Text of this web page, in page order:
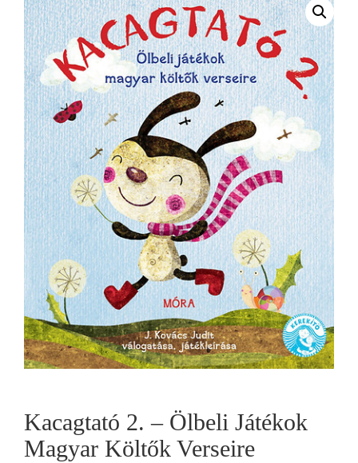
SHOP
KAPCSOLAT
CONTACT
Kacagtató 2. – Ölbeli Játékok
Magyar Költők Verseire